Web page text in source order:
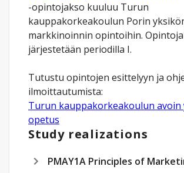
-opintojakso kuuluu Turun
kauppakorkeakoulun Porin
markkinoinnin opintoihin.
järjestetään periodilla I.
Tutustu opintojen esittelyyn ja
Turun kauppakorkeakoulun avoin
opetus
Study realizations
PMAY1A Principles of